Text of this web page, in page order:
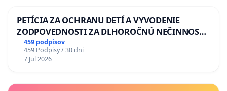
PETÍCIA ZA OCHRANU DETÍ A VYVODENIE
ZODPOVEDNOSTI ZA DLHOROČNÚ NEČINNOSŤ
A ZLYHANIE ŠTÁTU
459 podpisov
459 Podpisy / 30 dni
7 Jul 2026